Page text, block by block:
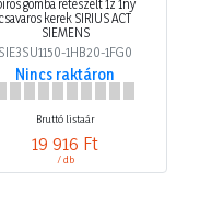
gomba reteszelt 1z 1ny
csavaros kerek SIRIUS ACT
SIEMENS
SIE3SU1150-1HB20-1FG0
Nincs raktáron
Bruttó listaár
19 916 Ft
/ db